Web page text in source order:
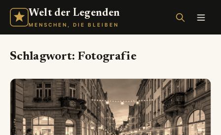
Welt der Legenden
MENSCHEN, DIE BLEIBEN
Schlagwort: Fotografie